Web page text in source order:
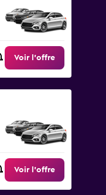
Voir l’offre
Voir l’offre